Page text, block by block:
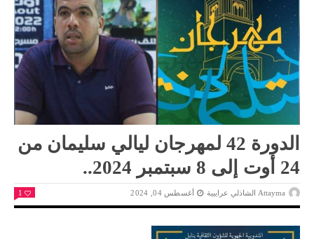
الدورة 42 لمهرجان ليالي سليمان من
24 أوت إلى 8 سبتمبر 2024..
Attayma الشاذلي عرايبية أغسطس 04, 2024 1